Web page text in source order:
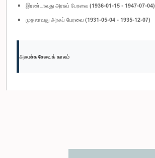
இரண்டாவது அரசுப் பேரவை (1936-01-15 - 1947-07-04)
முதலாவது அரசுப் பேரவை (1931-05-04 - 1935-12-07)
அமைச்சு சேவைக் காலம்